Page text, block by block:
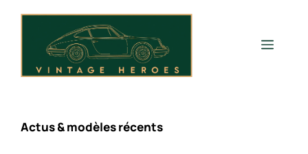
Menu
Actus & modèles récents